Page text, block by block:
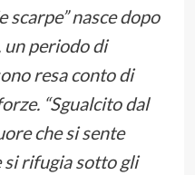
scarpe” nasce dopo
un periodo di
resa conto di
“Sgualcito dal
che si sente
si rifugia sotto gli